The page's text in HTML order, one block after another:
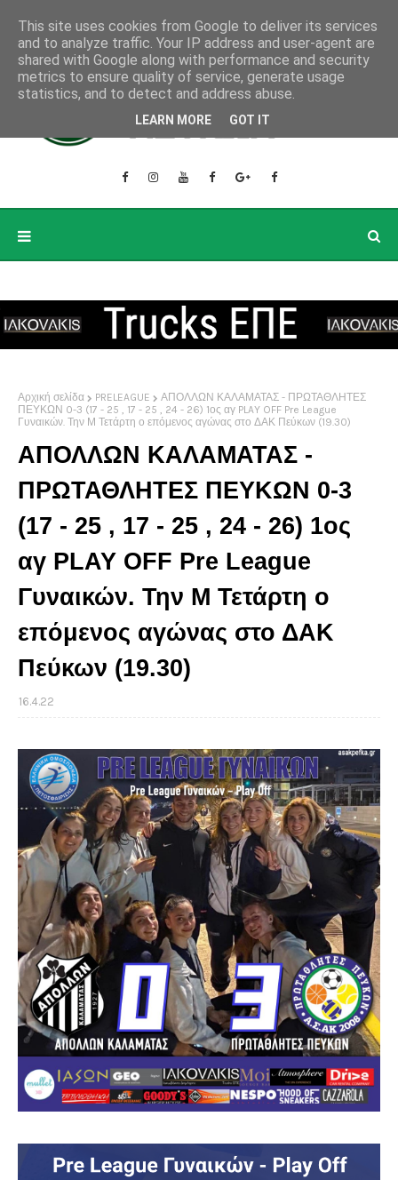
Αρχική σελίδα PRELEAGUE
ΑΠΟΛΛΩΝ ΚΑΛΑΜΑΤΑΣ - ΠΡΩΤΑΘΛΗΤΕΣ
ΠΕΥΚΩΝ 0-3 (17 - 25 , 17 - 25 , 24 - 26) 1ος αγ PLAY OFF Pre League
Γυναικών. Την Μ Τετάρτη ο επόμενος αγώνας στο ΔΑΚ Πεύκων (19.30)
ΑΠΟΛΛΩΝ ΚΑΛΑΜΑΤΑΣ -
ΠΡΩΤΑΘΛΗΤΕΣ ΠΕΥΚΩΝ 0-3
(17 - 25 , 17 - 25 , 24 - 26) 1ος
αγ PLAY OFF Pre League
Γυναικών. Την Μ Τετάρτη ο
επόμενος αγώνας στο ΔΑΚ
Πεύκων (19.30)
16.4.22
This site uses cookies from Google to deliver its services
and to analyze traffic. Your IP address and user-agent are
shared with Google along with performance and security
metrics to ensure quality of service, generate usage
statistics, and to detect and address abuse.
LEARN MORE GOT IT